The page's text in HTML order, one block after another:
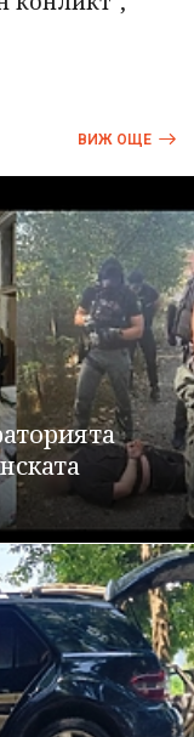
ВИЖ ОЩЕ